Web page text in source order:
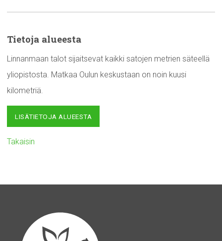
Tietoja alueesta
Linnanmaan talot sijaitsevat kaikki satojen metrien säteellä
yliopistosta. Matkaa Oulun keskustaan on noin kuusi
kilometriä.
LISÄTIETOJA ALUEESTA
Takaisin